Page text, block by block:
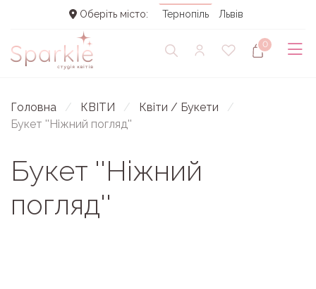
Оберіть місто: Тернопіль Львів
0
Головна КВІТИ
Квіти / Букети
Букет ''Ніжний погляд''
Букет ''Ніжний
погляд''